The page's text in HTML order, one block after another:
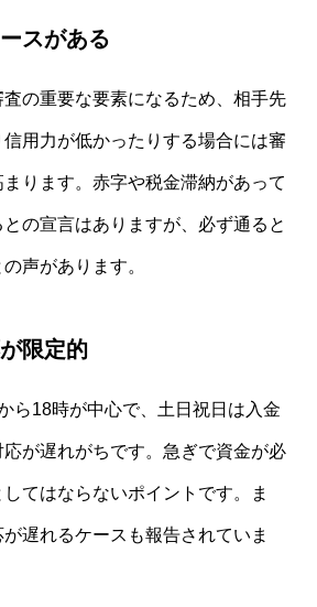
スがある
の重要な要素になるため、相手先
用力が低かったりする場合には審
ります。赤字や税金滞納があって
の宣言はありますが、必ず通ると
声があります。
限定的
ら18時が中心で、土日祝日は入金
が遅れがちです。急ぎで資金が必
てはならないポイントです。ま
遅れるケースも報告されていま